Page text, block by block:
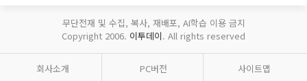
무단전재 및 수집, 복사, 재배포, AI학습 이용 금지
Copyright 2006. 이투데이. All rights reserved
회사소개 PC버전 사이트맵